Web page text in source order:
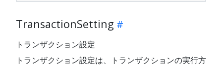
TransactionSetting
トランザクション設定
トランザクション設定は、トランザクションの実行方